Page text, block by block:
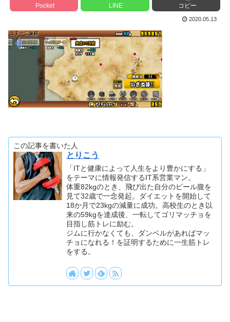
Pocket LINE コピー
2020.05.13
この記事を書いた人
とりこう
「ITと健康によって人生をより豊かにする」
をテーマに情報発信するIT系営業マン。
体重82kgのとき、飛び出た自分のビール腹を
見て32歳で一念発起。ダイエットを開始して
18か月で23kgの減量に成功。高校生のとき以
来の59kgを達成後、一転してゴリマッチョを
目指し筋トレに励む。
ジムに行かなくても、ダンベルがあればマッ
チョになれる！を証明するために一生筋トレ
をする。